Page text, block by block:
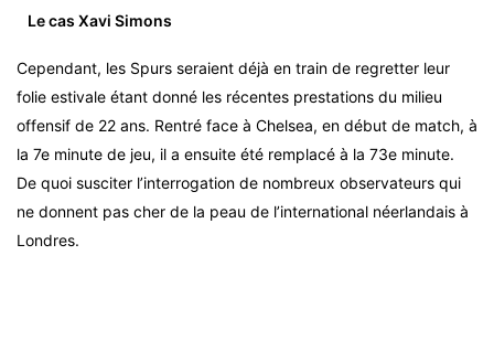
Le cas Xavi Simons
Cependant, les Spurs seraient déjà en train de regretter leur
folie estivale étant donné les récentes prestations du milieu
offensif de 22 ans. Rentré face à Chelsea, en début de match, à
la 7e minute de jeu, il a ensuite été remplacé à la 73e minute.
De quoi susciter l’interrogation de nombreux observateurs qui
ne donnent pas cher de la peau de l’international néerlandais à
Londres.